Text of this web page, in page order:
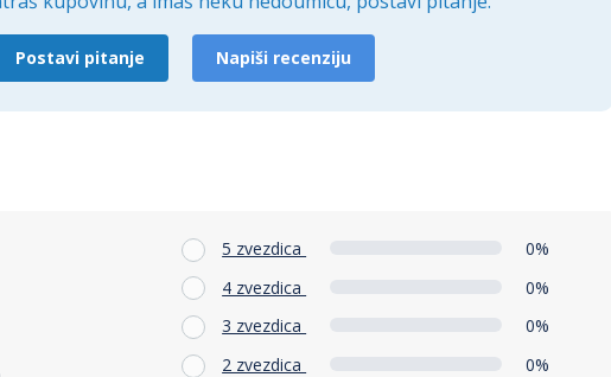
Postavi pitanje Napiši recenziju
5 zvezdica
0%
4 zvezdica
0%
3 zvezdica
0%
2 zvezdica
0%